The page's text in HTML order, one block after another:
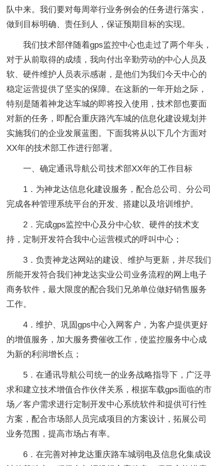
队中来。我们要对每周举行业务例会的任务进行落实，
做到目标明确、责任到人，保证预期目标的实现。
我们技术部伴随着gps监控中心也走过了两个年头，
对于从前取得的成绩，我向付出辛勤劳动的中心人员及
软、硬件维护人员表示感谢，是他们为我们今天中心的
稳定运营提供了坚实的保障。在这新的一年开始之际，
特别是随着神龙达车城的即将投入使用，技术部也要面
对新的任务，即配合重庆路汽车城的信息化建设规划并
实施我们的企业发展蓝图。下面我将从以下几个方面对
XX年的技术部工作进行部署。
一、确定通讯导航公司技术部XX年的工作目标
1．为神龙达信息化建设服务，配合总公司、分公司
完成各种管理系统平台的开发、搭建以及培训维护。
2．完成gps监控中心及分中心软、硬件的技术支
持，定制开发符合我中心运营模式的呼叫中心；
3．负责神龙达网站的建设、维护与更新，并尽我们
所能开发符合我们神龙达实业公司业务流程的网上电子
商务软件，最大限度的配合我们兄弟单位做好销售服务
工作。
4．维护、巩固gps中心入网客户，为客户提供更好
的增值服务，加大服务费催收工作，使监控服务中心成
为新的利润增长点；
5．在通讯导航公司统一的业务战略指导下，广泛寻
求和建立技术增值合作伙伴关系，根据车载gps面临的市
场／客户需求进行定制开发中心系统软件和提供可行性
方案，配合市场部人员完成项目的方案设计，拓展公司
业务范围，提高市场占有率。
6．在完善对神龙达重庆路车城弱电及信息化集成设